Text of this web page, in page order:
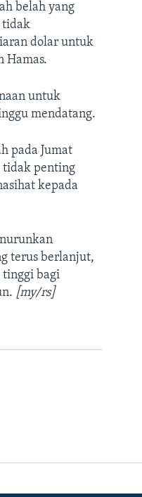
belah yang
tidak
dolar untuk
Hamas.
untuk
mendatang.
pada Jumat
tidak penting
kepada
terus berlanjut,
tinggi bagi
[my/rs]